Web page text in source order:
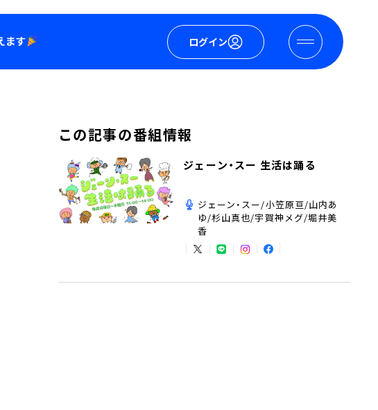
ログイン
この記事の番組情報
ジェーン・スー 生活は踊る
ジェーン・スー/小笠原亘/山内あ
ゆ/杉山真也/宇賀神メグ/堀井美
香